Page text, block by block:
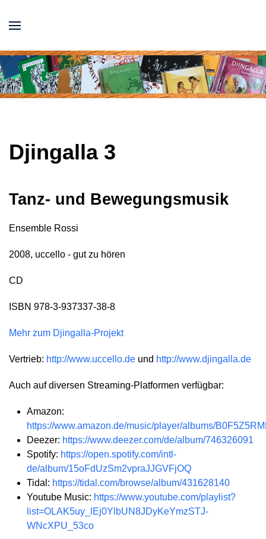
Djingalla 3
Tanz- und Bewegungsmusik
Ensemble Rossi
2008, uccello - gut zu hören
CD
ISBN 978-3-937337-38-8
Mehr zum Djingalla-Projekt
Vertrieb: http://www.uccello.de und http://www.djingalla.de
Auch auf diversen Streaming-Platformen verfügbar:
Amazon:
https://www.amazon.de/music/player/albums/
Deezer: https://www.deezer.com/de/album/746326091
Spotify: https://open.spotify.com/intl-
de/album/15oFdUzSm2vpraJJGVFjOQ
Tidal: https://tidal.com/browse/album/431628140
Youtube Music: https://www.youtube.com/playlist?
list=OLAK5uy_lEj0YlbUN8JDyKeYmzSTJ-
WNcXPU_53co